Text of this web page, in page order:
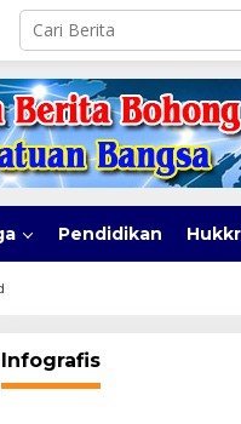
Pendidikan
Infografis